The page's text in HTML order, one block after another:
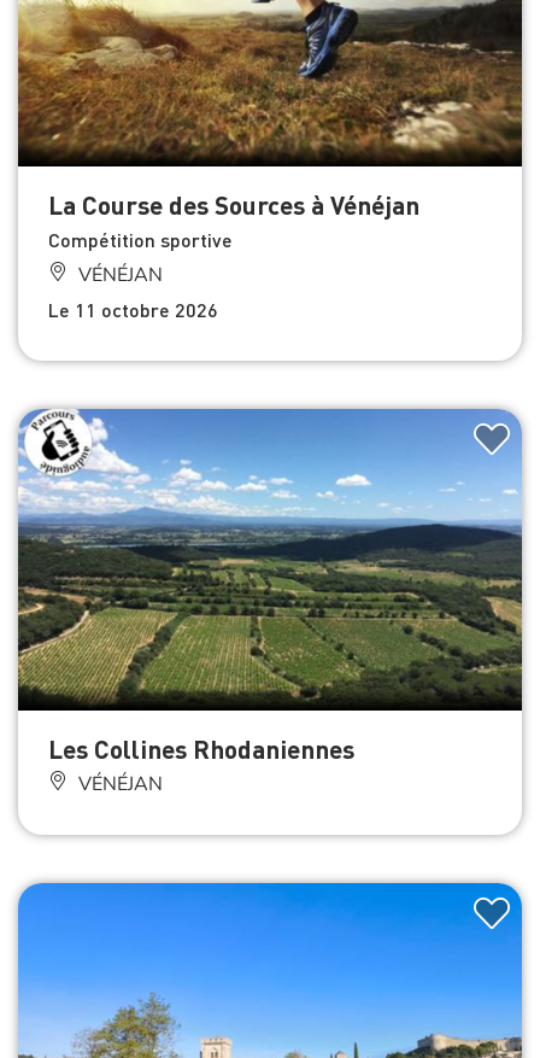
La Course des Sources à Vénéjan
Compétition sportive
VÉNÉJAN
Le 11 octobre 2026
Les Collines Rhodaniennes
VÉNÉJAN